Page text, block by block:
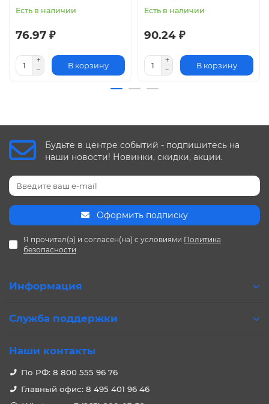
Есть в наличии
76.97 ₽
В корзину
Есть в наличии
90.24 ₽
В корзину
Будьте в центре событий - подпишитесь на
наши новости! Новинки, скидки, акции.
Оформить подписку
Я прочитал(а) и согласен(на) с условиями Политика
безопасности
Информация
Служба поддержки
Наши контакты
По РФ: 8 800 555 96 76
Главный офис: 8 495 401 96 46